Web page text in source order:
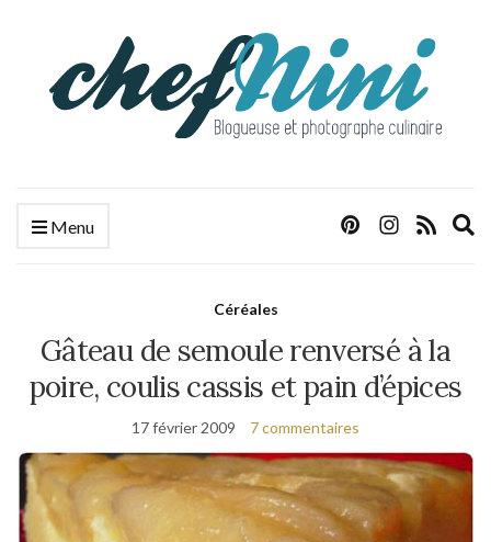
Menu
Céréales
Gâteau de semoule renversé à la
poire, coulis cassis et pain d’épices
17 février 2009 7 commentaires